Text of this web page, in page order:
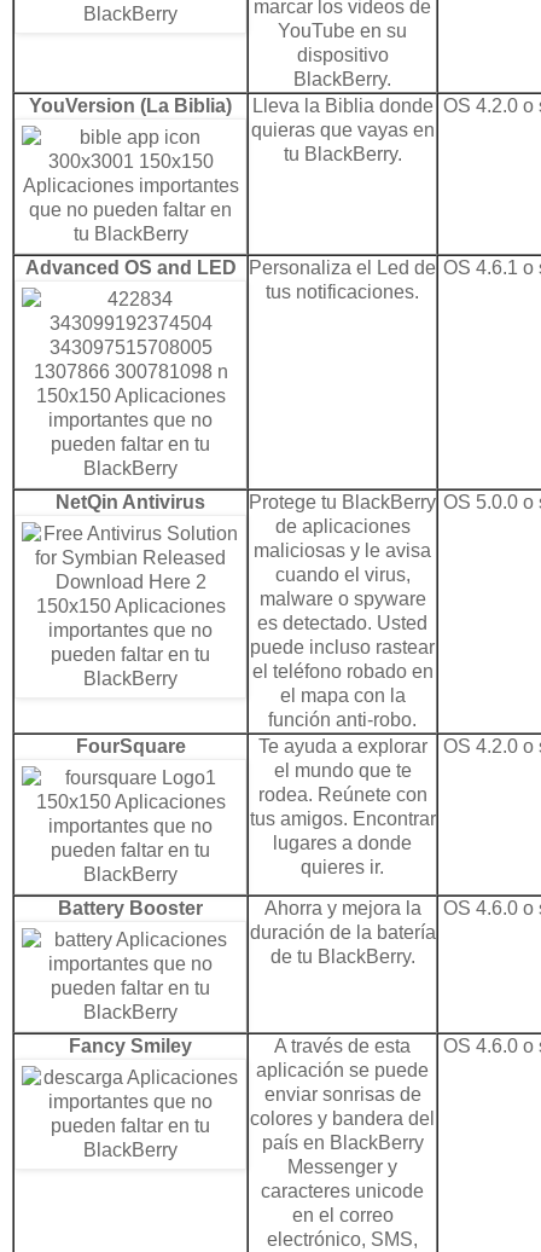
marcar los videos de
YouTube en su
dispositivo
BlackBerry.
YouVersion (La Biblia)
Lleva la Biblia donde
quieras que vayas en
tu BlackBerry.
OS 4.2.0 o
Advanced OS and LED
Personaliza el Led de
tus notificaciones.
OS 4.6.1 o
NetQin Antivirus
Protege tu BlackBerry
de aplicaciones
maliciosas y le avisa
cuando el virus,
malware o spyware
es detectado. Usted
puede incluso rastear
el teléfono robado en
el mapa con la
función anti-robo.
OS 5.0.0 o
FourSquare
Te ayuda a explorar
el mundo que te
rodea. Reúnete con
tus amigos. Encontrar
lugares a donde
quieres ir.
OS 4.2.0 o
Battery Booster
Ahorra y mejora la
duración de la batería
de tu BlackBerry.
OS 4.6.0 o
Fancy Smiley
A través de esta
aplicación se puede
enviar sonrisas de
colores y bandera del
país en BlackBerry
Messenger y
caracteres unicode
en el correo
electrónico, SMS,
OS 4.6.0 o